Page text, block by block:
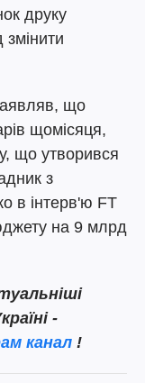
друку
що
щомісяця,
що утворився
з
в інтерв'ю FT
на 9 млрд
-
канал !